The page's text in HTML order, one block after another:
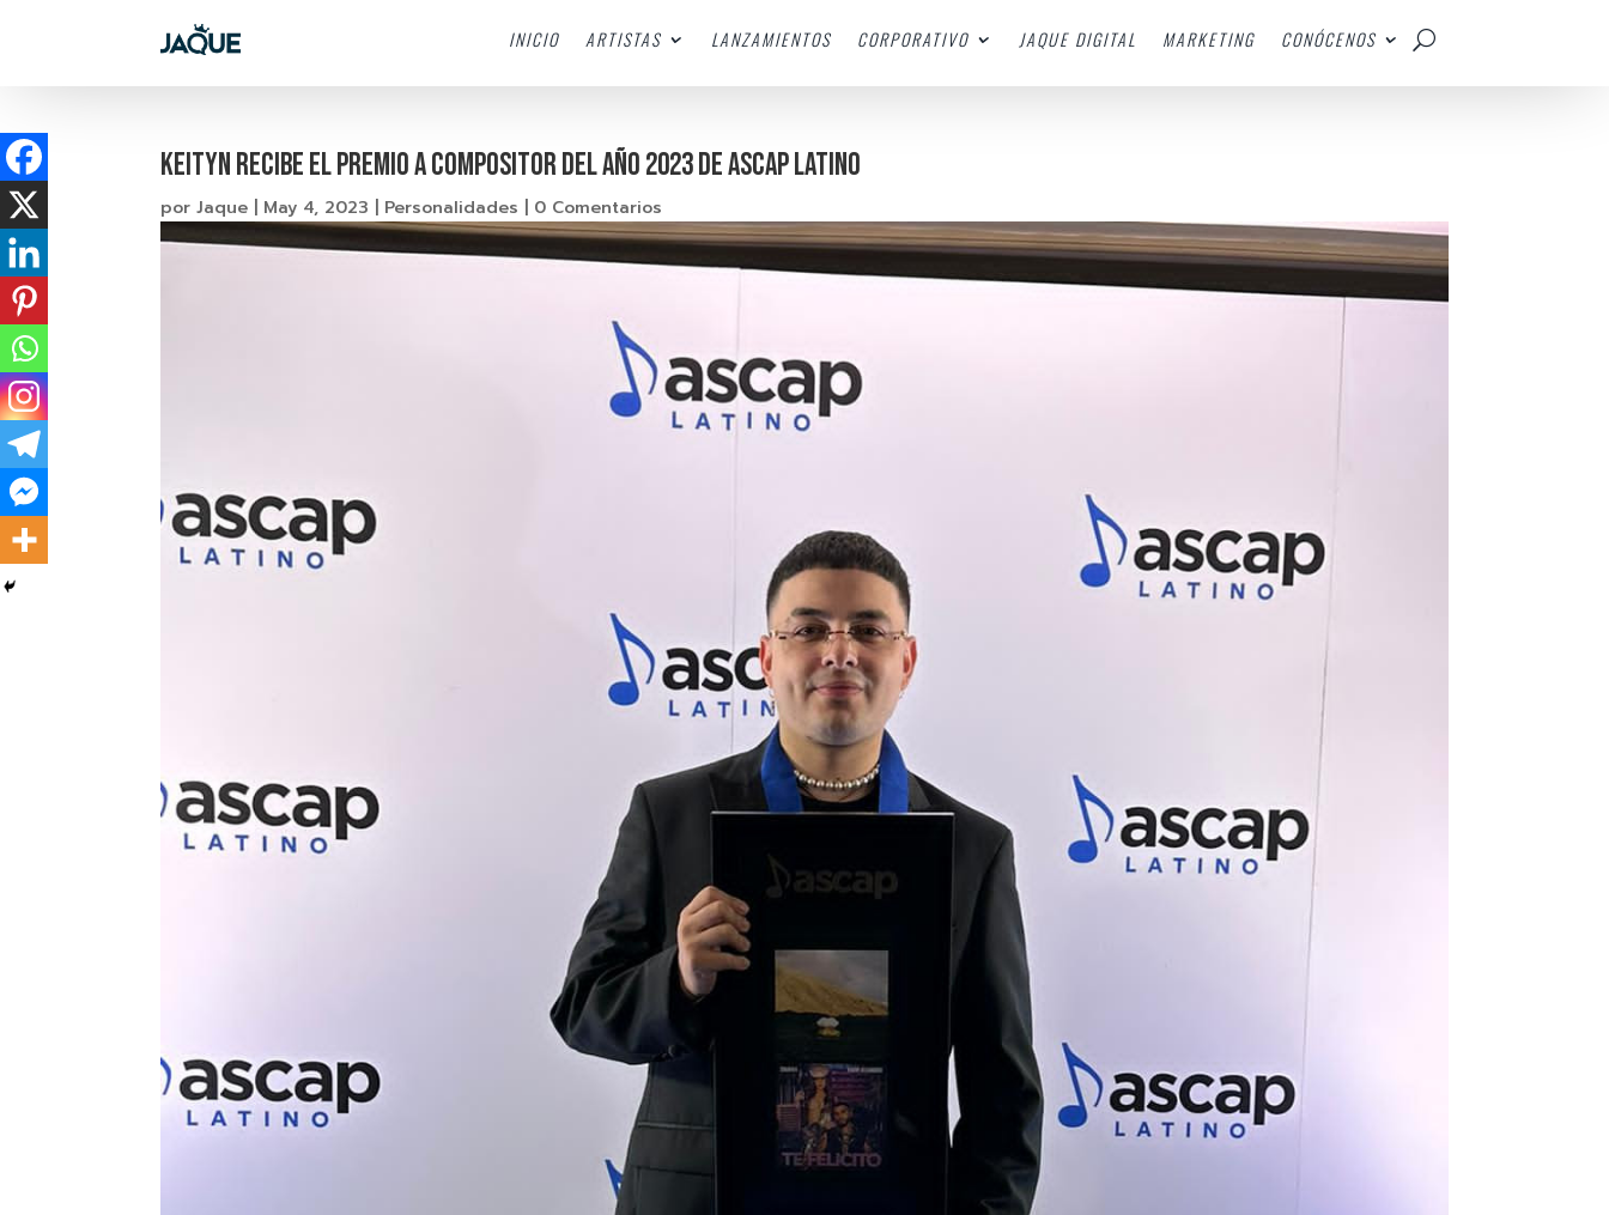
INICIO ARTISTAS LANZAMIENTOS CORPORATIVO JAQUE DIGITAL MARKETING CONÓCENOS
Keityn recibe el premio a Compositor del Año 2023 de ASCAP Latino
porJaque | May 4, 2023 | Personalidades | 0 Comentarios